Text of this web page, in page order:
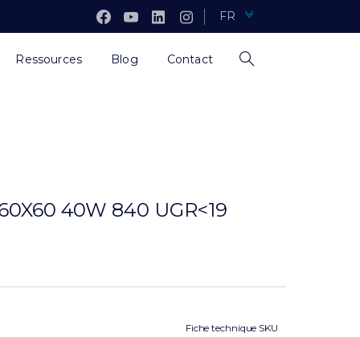
FR
Ressources Blog Contact
40W 840 UGR<19
Fiche technique SKU